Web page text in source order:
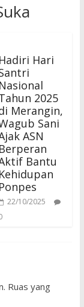
Hadiri Hari
Nasional
2025
Merangin,
Sani
ASN
Berperan
Bantu
Kehidupan
Ponpes
22/10/2025
Ruas yang